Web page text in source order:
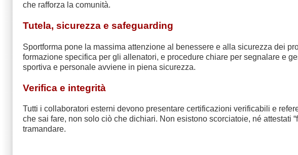
che rafforza la comunità.
Tutela, sicurezza e safeguarding
Sportforma pone la massima attenzione al benessere e alla sicurezza dei
formazione specifica per gli allenatori, e procedure chiare per segnalare e
sportiva e personale avviene in piena sicurezza.
Verifica e integrità
Tutti i collaboratori esterni devono presentare certificazioni verificabili e
che sai fare, non solo ciò che dichiari. Non esistono scorciatoie, né attestati
tramandare.